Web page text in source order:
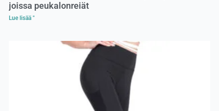
joissa peukalonreiät
Lue lisää "